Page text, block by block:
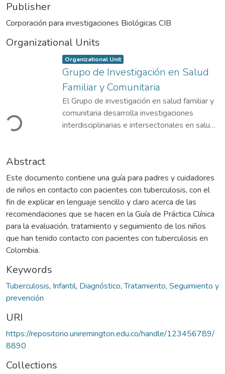
Publisher
Corporación para investigaciones Biológicas CIB
Organizational Units
Item type:
Organizational Unit ,
Grupo de Investigación en Salud
Familiar y Comunitaria
El Grupo de investigación en salud familiar y
comunitaria desarrolla investigaciones
interdisciplinarias e intersectoriales en salud
rehabilitar la enfermedad.
Áreas temáticas: Modelos de atención
integral (pluripatología, tuberculosis),
Salutogénesis, Esclerosis múltiple,
Prevención y cuidado de enfermedades
neurodegenerativas, Entornos alimentarios,
Farmacovigilancia, Uso adecuado de
Abstract
Este documento contiene una guía para padres y cuidadores
de niños en contacto con pacientes con tuberculosis, con el
fin de explicar en lenguaje sencillo y claro acerca de las
recomendaciones que se hacen en la Guía de Práctica Clínica
para la evaluación, tratamiento y seguimiento de los niños
que han tenido contacto con pacientes con tuberculosis en
Colombia.
Keywords
Tuberculosis, Infantil, Diagnóstico,Tratamiento, Seguimiento y
prevención
URI
https://repositorio.uniremington.edu.co/handle/123456789/
8890
Collections